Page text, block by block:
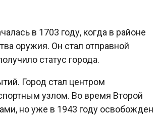
в 1703 году, когда в районе
оружия. Он стал отправной
статус города.
Город стал центром
узлом. Во время Второй
но уже в 1943 году освобожден